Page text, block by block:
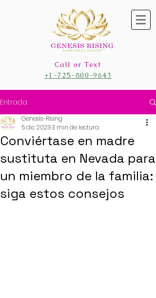
Call or Text
+1-725-800-9643
Entrada
Conviértase en madre
sustituta en Nevada para
un miembro de la familia:
siga estos consejos
Genesis-Rising
5 dic 20233 min de lectura